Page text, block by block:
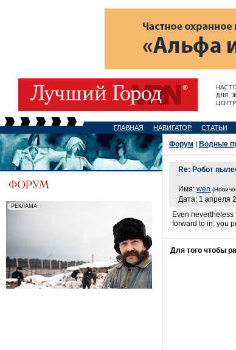
ГЛАВНАЯ НАВИГАТОР СТАТЬИ
Форум Водные
Re: Робот
Имя: wen
Дата: 1 апреля
Even
forward to in, you
Для того чтобы